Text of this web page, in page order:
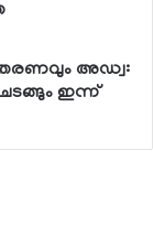
അഡ്വ:
ഇന്ന്